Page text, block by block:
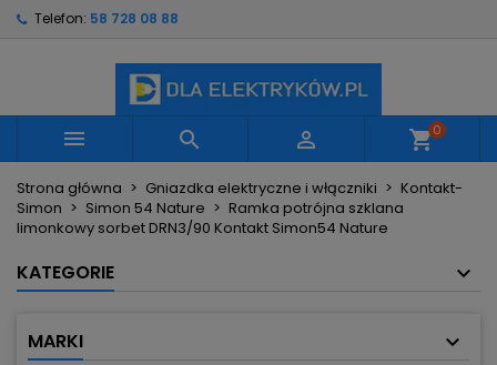
Telefon: 58 728 08 88
   shopping_cart0
Strona główna Gniazdka elektryczne i włączniki
Kontakt-
Simon
Simon 54 Nature
Ramka potrójna szklana
limonkowy sorbet DRN3/90 Kontakt Simon54 Nature
KATEGORIE
MARKI
Utwórz nową listę
Nazwa listy życzeń
Anuluj Utwórz listę życzeń
Musisz być zalogowany by zapisać produkty na
swojej liście życzeń.
Anuluj Zaloguj się